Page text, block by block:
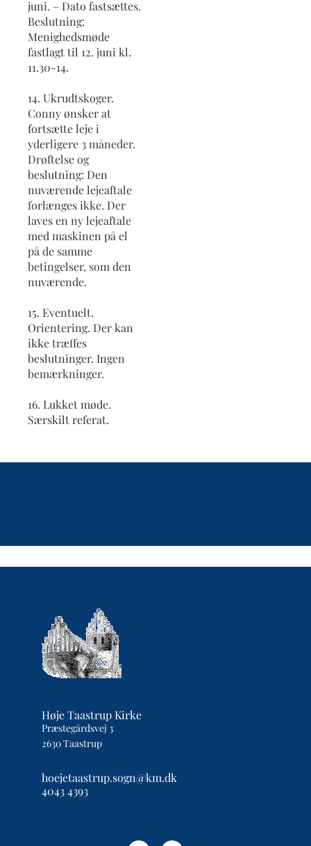
juni. – Dato fastsættes.
Beslutning:
Menighedsmøde
fastlagt til 12. juni kl.
11.30-14.
14. Ukrudtskoger.
Conny ønsker at
fortsætte leje i
yderligere 3 måneder.
Drøftelse og
beslutning: Den
nuværende lejeaftale
forlænges ikke. Der
laves en ny lejeaftale
med maskinen på el
på de samme
betingelser, som den
nuværende.
15. Eventuelt.
Orientering. Der kan
ikke træffes
beslutninger. Ingen
bemærkninger.
16. Lukket møde.
Særskilt referat.
Høje Taastrup Kirke
Præstegårdsvej 3
2630 Taastrup
hoejetaastrup.sogn@km.dk
4043 4393